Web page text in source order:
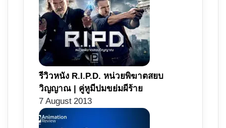
รีวิวหนัง R.I.P.D. หน่วยพิฆาตสยบ
วิญญาณ | คู่หูมีปมขย่มผีร้าย
7 August 2013